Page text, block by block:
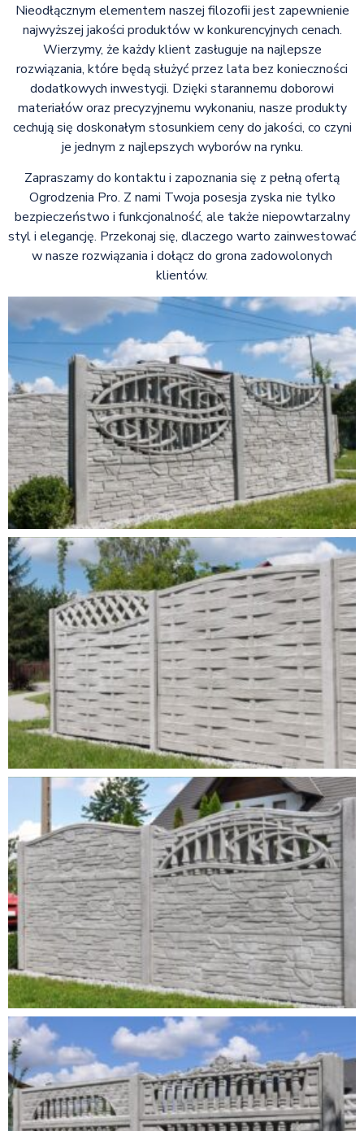
Nieodłącznym elementem naszej filozofii jest zapewnienie
najwyższej jakości produktów w konkurencyjnych cenach.
Wierzymy, że każdy klient zasługuje na najlepsze
rozwiązania, które będą służyć przez lata bez konieczności
dodatkowych inwestycji. Dzięki starannemu doborowi
materiałów oraz precyzyjnemu wykonaniu, nasze produkty
cechują się doskonałym stosunkiem ceny do jakości, co czyni
je jednym z najlepszych wyborów na rynku.
Zapraszamy do kontaktu i zapoznania się z pełną ofertą
Ogrodzenia Pro. Z nami Twoja posesja zyska nie tylko
bezpieczeństwo i funkcjonalność, ale także niepowtarzalny
styl i elegancję. Przekonaj się, dlaczego warto zainwestować
w nasze rozwiązania i dołącz do grona zadowolonych
klientów.